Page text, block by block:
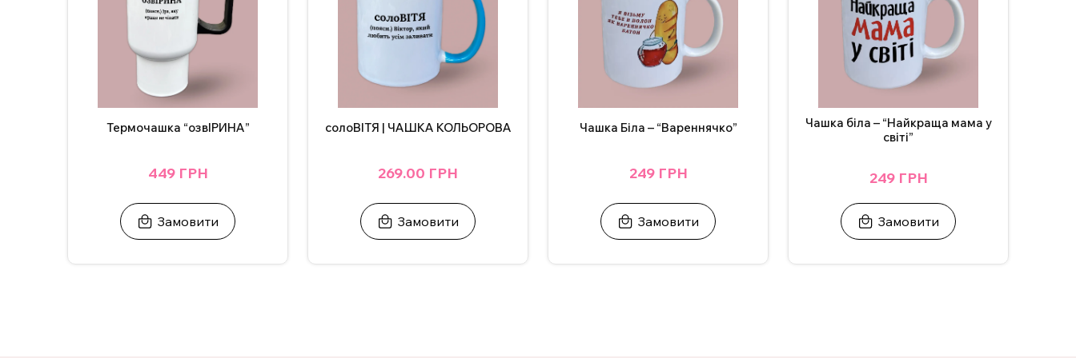
Термочашка “озвІРИНА”
449 ГРН
Замовити
солоВІТЯ | ЧАШКА КОЛЬОРОВА
269.00 ГРН
Замовити
Чашка Біла – “Вареннячко”
249 ГРН
Замовити
Чашка біла – “Найкраща мама у
світі”
249 ГРН
Замовити